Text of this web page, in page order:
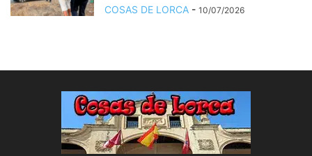
COSAS DE LORCA - 10/07/2026